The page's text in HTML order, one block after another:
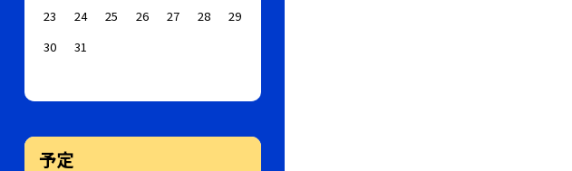
23
24 25 26 27 28
29
30
31
予定